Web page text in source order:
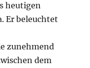
heutigen
Er beleuchtet
zunehmend
dem